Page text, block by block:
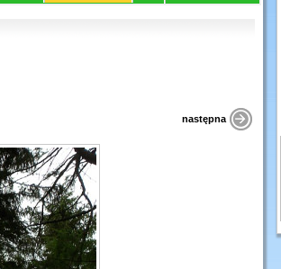
następna